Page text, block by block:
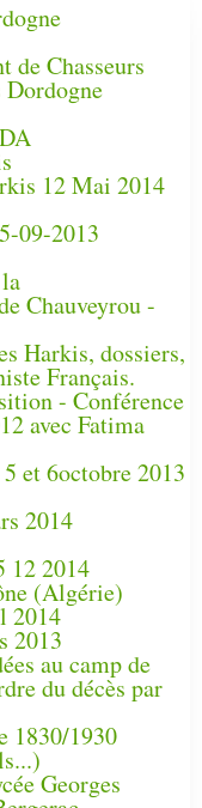
Chasseurs
12 Mai 2014
09-2013
Chauveyrou -
Harkis, dossiers,
Français.
- Conférence
avec Fatima
et 6octobre 2013
2014
12 2014
(Algérie)
2014
2013
au camp de
du décès par
1830/1930
Georges